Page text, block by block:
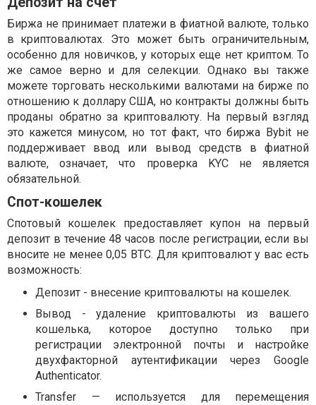
Биржа не принимает платежи в фиатной валюте, только
в криптовалютах. Это может быть ограничительным,
особенно для новичков, у которых еще нет криптом. То
же самое верно и для селекции. Однако вы также
можете торговать несколькими валютами на бирже по
отношению к доллару США, но контракты должны быть
проданы обратно за криптовалюту. На первый взгляд
это кажется минусом, но тот факт, что биржа Bybit не
поддерживает ввод или вывод средств в фиатной
валюте, означает, что проверка KYC не является
обязательной.
Спот-кошелек
Спотовый кошелек предоставляет купон на первый
депозит в течение 48 часов после регистрации, если вы
вносите не менее 0,05 BTC. Для криптовалют у вас есть
возможность:
Депозит - внесение криптовалюты на кошелек.
Вывод - удаление криптовалюты из вашего
кошелька, которое доступно только при
регистрации электронной почты и настройке
двухфакторной аутентификации через Google
Authenticator.
Transfer — используется для перемещения